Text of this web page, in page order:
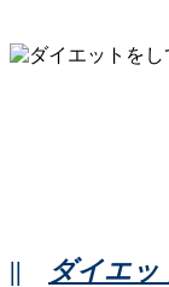
||
ダイエ